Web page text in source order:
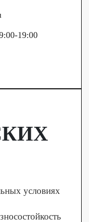
19:00
условиях